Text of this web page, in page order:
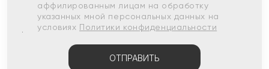
ОТПРАВИТЬ
аффилированным лицам на обработку
указанных мной персональных данных на
условиях Политики конфиденциальности